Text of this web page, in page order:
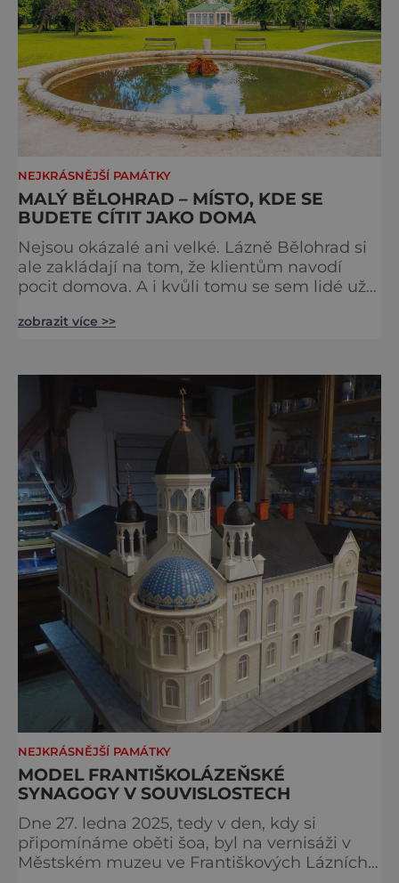
NEJKRÁSNĚJŠÍ PAMÁTKY
MALÝ BĚLOHRAD – MÍSTO, KDE SE
BUDETE CÍTIT JAKO DOMA
Nejsou okázalé ani velké. Lázně Bělohrad si
ale zakládají na tom, že klientům navodí
pocit domova. A i kvůli tomu se sem lidé už
lázeňské koncerty ani velkolepé akce.
nevšimne, ani se jí kolonáda vlastně neříká.
zobrazit více >>
NEJKRÁSNĚJŠÍ PAMÁTKY
MODEL FRANTIŠKOLÁZEŇSKÉ
SYNAGOGY V SOUVISLOSTECH
Dne 27. ledna 2025, tedy v den, kdy si
připomínáme oběti šoa, byl na vernisáži v
Městském muzeu ve Františkových Lázních